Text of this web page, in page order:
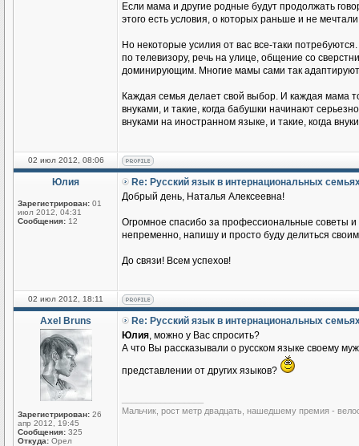
Если мама и другие родные будут продолжать
этого есть условия, о которых раньше и не
Но некоторые усилия от вас все-таки
по телевизору, речь на улице, общение со
доминирующим. Многие мамы сами так
Каждая семья делает свой выбор. И каждая мама
внуками, и такие, когда бабушки начинают
внуками на иностранном языке, и такие, когда
02 июл 2012, 08:06
Юлия
Зарегистрирован: 01
июл 2012, 04:31
Сообщения: 12
Re: Русский язык в интернациональных
Добрый день, Наталья Алексеевна!
Огромное спасибо за профессиональные советы
непременно, напишу и просто буду делиться
До связи! Всем успехов!
02 июл 2012, 18:11
Axel Bruns
Зарегистрирован: 26
апр 2012, 19:45
Сообщения: 325
Откуда: Орел
Re: Русский язык в интернациональных
Юлия, можно у Вас спросить?
А что Вы рассказывали о русском языке своему
представлении от других языков?
Мальчик, рост метр двадцать, нашедшему премия -